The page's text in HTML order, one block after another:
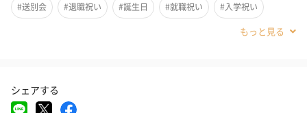
商品詳細情報
#送別会 #退職祝い #誕生日 #就職祝い #入学祝い
#クリスマス
#姉 #息子
シェアする